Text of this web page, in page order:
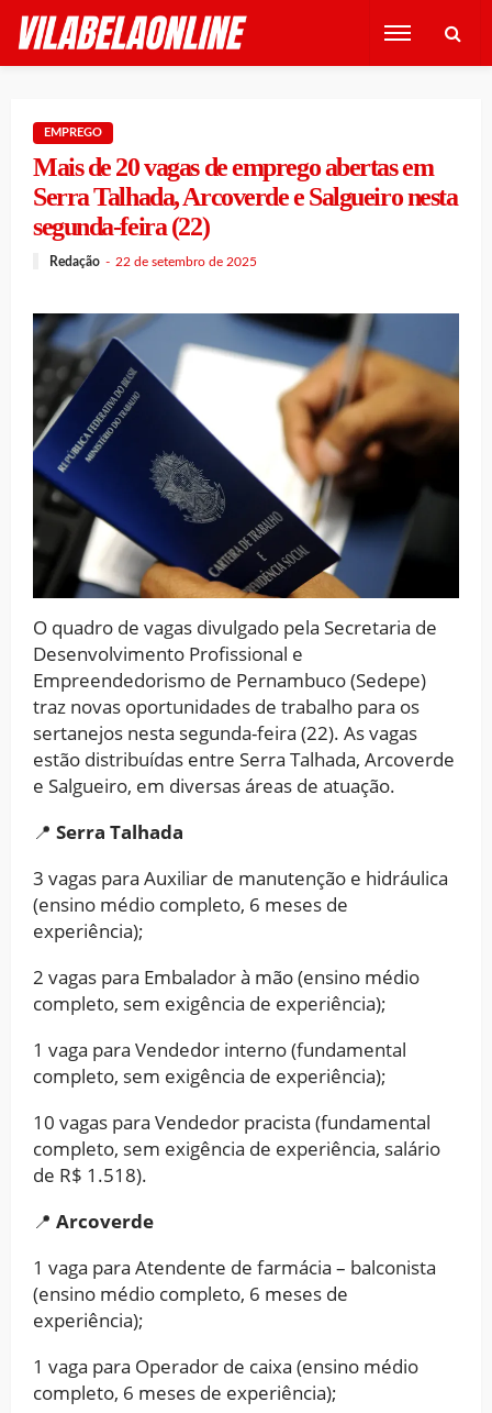
EMPREGO
Mais de 20 vagas de emprego abertas em
Serra Talhada, Arcoverde e Salgueiro nesta
segunda-feira (22)
Redação 22 de setembro de 2025
O quadro de vagas divulgado pela Secretaria de
Desenvolvimento Profissional e
Empreendedorismo de Pernambuco (Sedepe)
traz novas oportunidades de trabalho para os
sertanejos nesta segunda-feira (22). As vagas
estão distribuídas entre Serra Talhada, Arcoverde
e Salgueiro, em diversas áreas de atuação.
📍 Serra Talhada
3 vagas para Auxiliar de manutenção e hidráulica
(ensino médio completo, 6 meses de
experiência);
2 vagas para Embalador à mão (ensino médio
completo, sem exigência de experiência);
1 vaga para Vendedor interno (fundamental
completo, sem exigência de experiência);
10 vagas para Vendedor pracista (fundamental
completo, sem exigência de experiência, salário
de R$ 1.518).
📍 Arcoverde
1 vaga para Atendente de farmácia – balconista
(ensino médio completo, 6 meses de
experiência);
1 vaga para Operador de caixa (ensino médio
completo, 6 meses de experiência);